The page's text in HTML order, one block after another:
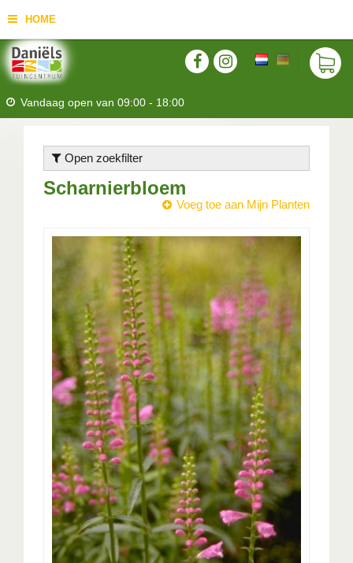
HOME
Vandaag open van 09:00 - 18:00
Open zoekfilter
Scharnierbloem
Voeg toe aan Mijn Planten